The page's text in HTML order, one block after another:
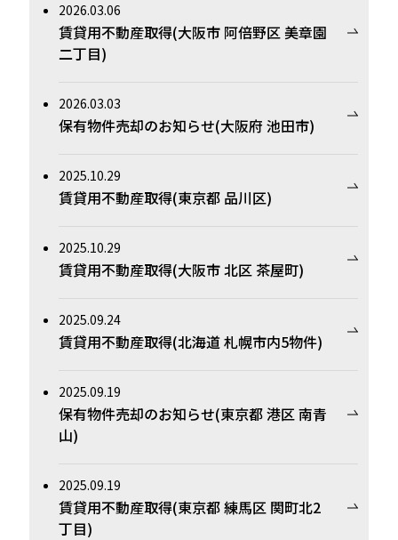
2026.03.06
賃貸用不動産取得(大阪市 阿倍野区 美章園
二丁目)
2026.03.03
保有物件売却のお知らせ(大阪府 池田市)
2025.10.29
賃貸用不動産取得(東京都 品川区)
2025.10.29
賃貸用不動産取得(大阪市 北区 茶屋町)
2025.09.24
賃貸用不動産取得(北海道 札幌市内5物件)
2025.09.19
保有物件売却のお知らせ(東京都 港区 南青
山)
2025.09.19
賃貸用不動産取得(東京都 練馬区 関町北2
丁目)